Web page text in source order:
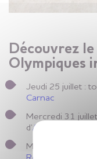
Découvrez
Olympiques
Jeudi 25 juillet :
Carnac
Mercredi 31
d’Arzon
Mercredi 7 août